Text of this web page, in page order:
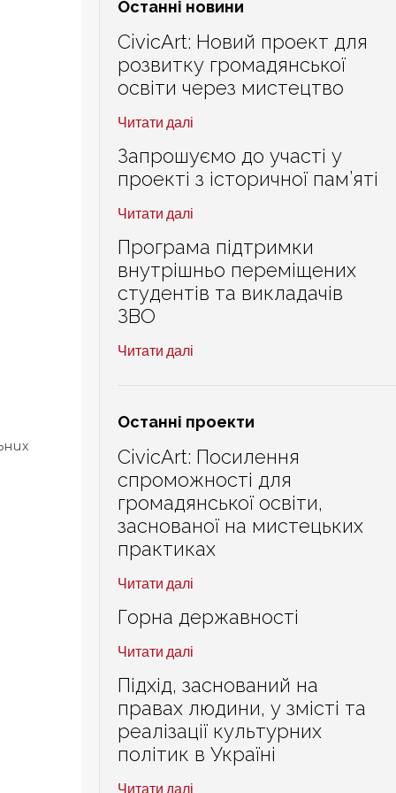
Останні новини
CivicArt: Новий проект для
розвитку громадянської
освіти через мистецтво
Читати далі
Запрошуємо до участі у
проекті з історичної пам’яті
Читати далі
Програма підтримки
внутрішньо переміщених
студентів та викладачів
ЗВО
Читати далі
Останні проекти
CivicArt: Посилення
спроможності для
громадянської освіти,
заснованої на мистецьких
практиках
Читати далі
Горна державності
Читати далі
Підхід, заснований на
правах людини, у змісті та
реалізації культурних
політик в Україні
Читати далі